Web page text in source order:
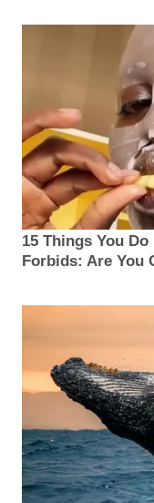
15 Things You
Forbids: Are You